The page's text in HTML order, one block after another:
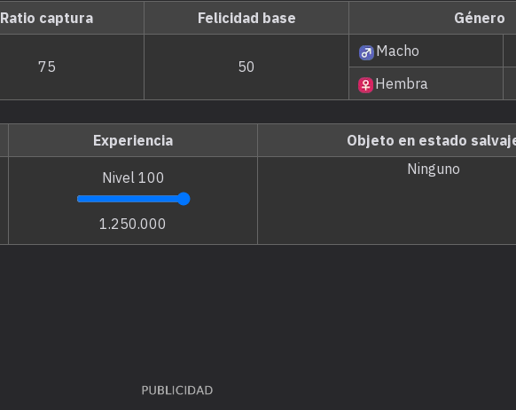
Ratio captura Felicidad base Género
75 50
Macho
Hembra
Experiencia Objeto en estado
Nivel 100
1.250.000
Ninguno